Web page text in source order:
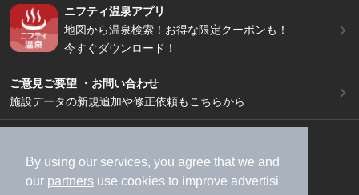
By using our services, you agree that we and
our partners use cookies to improve advertisi
ニフティ温泉アプリ
地図から温泉検索！お得な限定クーポンも！
今すぐダウンロード！
ご意見ご要望 ・お問い合わせ
施設データの新規追加や修正依頼もこちらから
加盟店募集（資料請求）
広告出稿のご案内
利用規約
ライフスタイルMEMBERS+規約